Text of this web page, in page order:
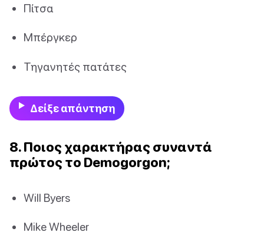
Πίτσα
Μπέργκερ
Τηγανητές πατάτες
Δείξε απάντηση
8. Ποιος χαρακτήρας συναντά
πρώτος το Demogorgon;
Will Byers
Mike Wheeler